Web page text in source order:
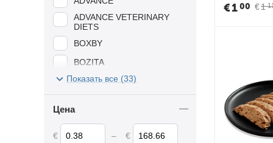
€1
€100
ADVANCE VETERINARY
DIETS
BOXBY
BOZITA
BREKKIES
DR.SEIDEL
Показать все (33)
Цена
€ – €